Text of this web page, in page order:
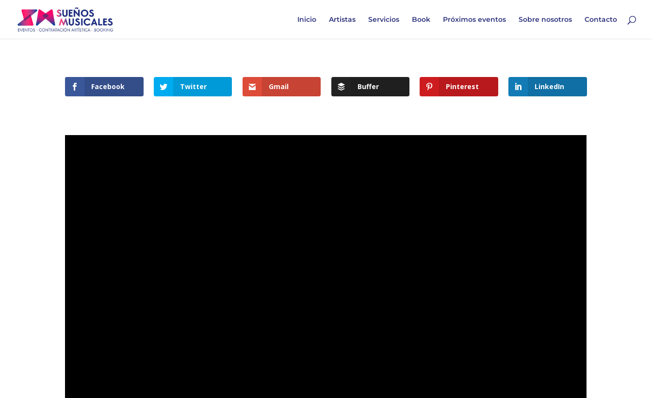
Inicio Artistas Servicios Book Próximos eventos Sobre nosotros Contacto
Facebook Twitter Gmail Buffer Pinterest LinkedIn